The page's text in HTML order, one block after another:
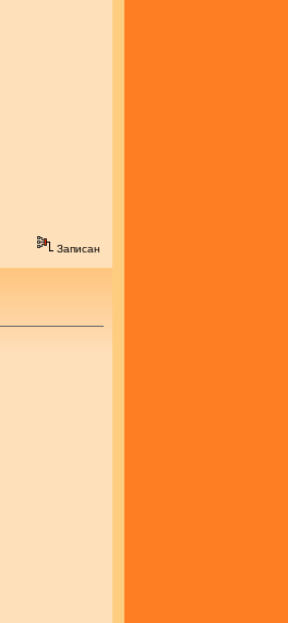
Записан